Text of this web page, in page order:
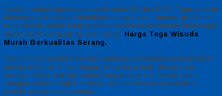
Kedua, model toga wisuda untuk anak SD dan SMP. Toga jenis ini
biasanya lebih sopan dibandingkan toga anak. Namun, produsen
toga wisuda murah tetap memperhatikan kenyamanan bahan agar
siswa dapat bergerak dengan bebas. Harga Toga Wisuda
Murah Berkualitas Serang.
Ketiga, toga wisuda SMA dan mahasiswa biasanya menampilkan
desain lebih resmi dan elegan. Umumnya hadir dengan topi
wisuda, sleber, dan tali medali yang menambah kesan resmi.
Dengan variasi model tersebut, sekolah bisa menyesuaikan
desain sesuai acara wisuda.